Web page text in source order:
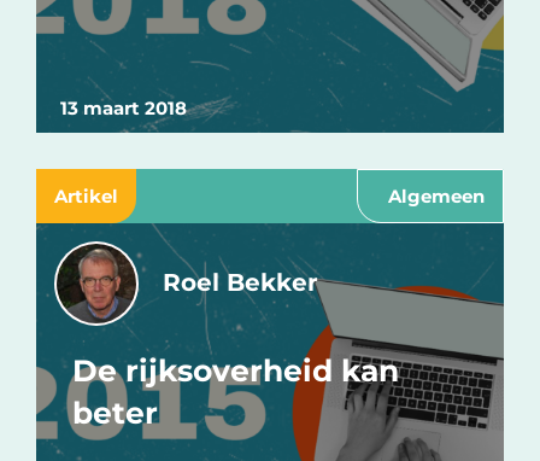
13 maart 2018
Artikel Algemeen
Roel Bekker
De rijksoverheid kan
beter